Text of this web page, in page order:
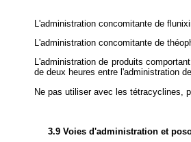
L'administration concomitante de
L'administration concomitante de
L'administration de produits
de deux heures entre l'administration
Ne pas utiliser avec les tétracyclines,
3.9 Voies d'administration et